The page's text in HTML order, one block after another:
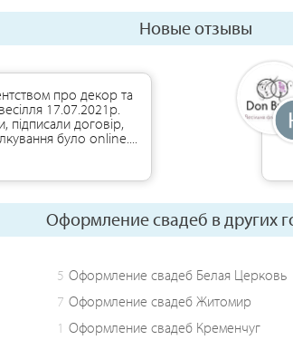
Новые отзывы
про декор та
17.07.2021р.
підписали договір,
було online....
Оформление свадеб в других
5 Оформление свадеб Белая Церковь
7 Оформление свадеб Житомир
1 Оформление свадеб Кременчуг